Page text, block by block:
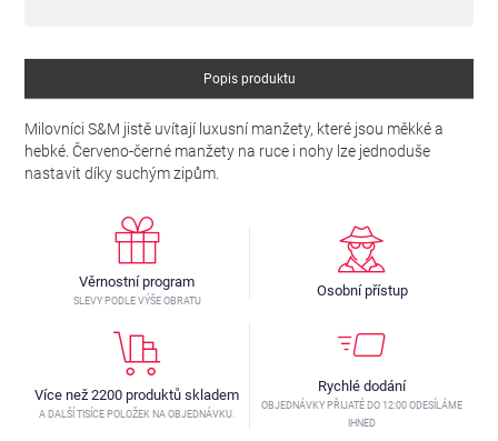
Popis produktu
Milovníci S&M jistě uvítají luxusní manžety, které jsou měkké a
hebké. Červeno-černé manžety na ruce i nohy lze jednoduše
nastavit díky suchým zipům.
Věrnostní program
SLEVY PODLE VÝŠE OBRATU
Osobní přístup
Více než 2200 produktů skladem
A DALŠÍ TISÍCE POLOŽEK NA OBJEDNÁVKU.
Rychlé dodání
OBJEDNÁVKY PŘIJATÉ DO 12:00 ODESÍLÁME
IHNED